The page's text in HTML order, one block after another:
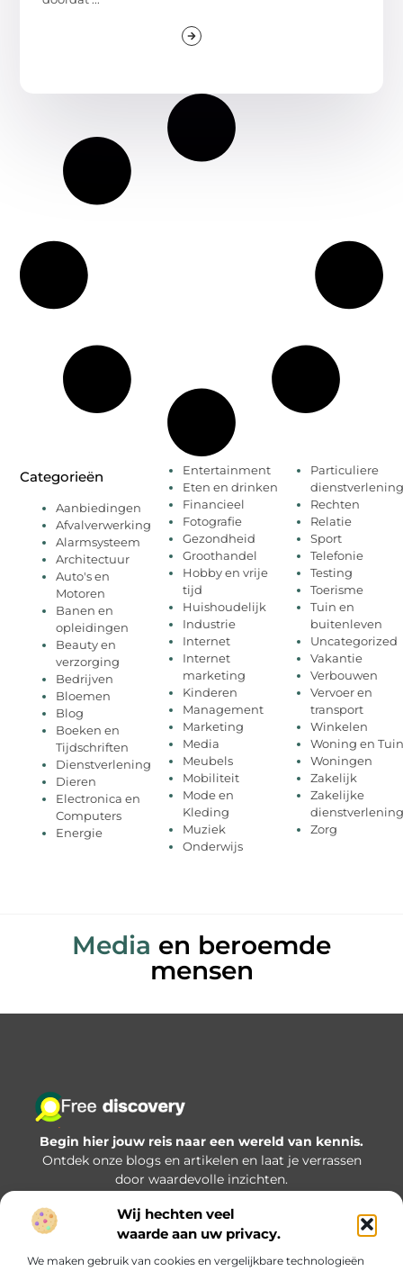
Wij hechten veel
waarde aan uw privacy.
We maken gebruik van cookies en vergelijkbare technologieën
Categorieën
Aanbiedingen
Afvalverwerking
Alarmsysteem
Architectuur
Auto's en
Motoren
Banen en
opleidingen
Beauty en
verzorging
Bedrijven
Bloemen
Blog
Boeken en
Tijdschriften
Dienstverlening
Dieren
Electronica en
Computers
Energie
Entertainment
Eten en drinken
Financieel
Fotografie
Gezondheid
Groothandel
Hobby en vrije
tijd
Huishoudelijk
Industrie
Internet
Internet
marketing
Kinderen
Management
Marketing
Media
Meubels
Mobiliteit
Mode en
Kleding
Muziek
Onderwijs
Particuliere
dienstverlening
Rechten
Relatie
Sport
Telefonie
Testing
Toerisme
Tuin en
buitenleven
Uncategorized
Vakantie
Verbouwen
Vervoer en
transport
Winkelen
Woning en Tuin
Woningen
Zakelijk
Zakelijke
dienstverlening
Zorg
Media en beroemde
mensen
Begin hier jouw reis naar een wereld van kennis.
Ontdek onze blogs en artikelen en laat je verrassen
door waardevolle inzichten.
Bericht categorie